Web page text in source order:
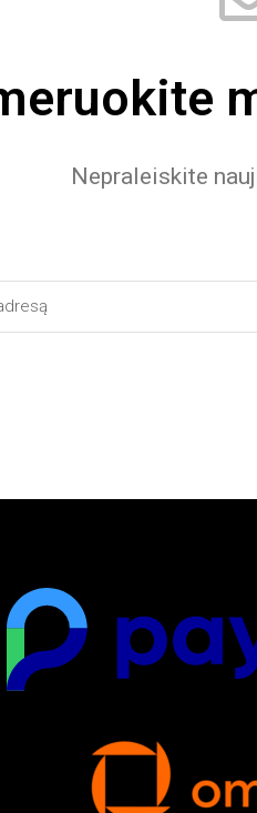
Nepraleiskite